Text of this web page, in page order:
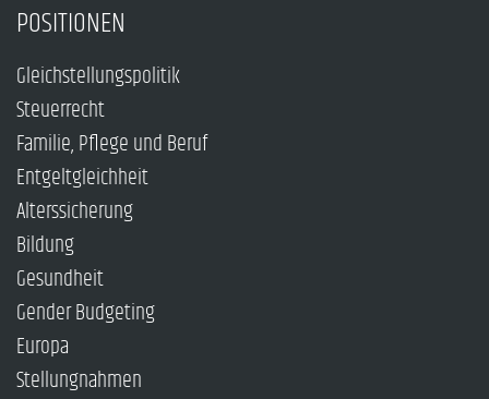
POSITIONEN
Gleichstellungspolitik
Steuerrecht
Familie, Pflege und Beruf
Entgeltgleichheit
Alterssicherung
Bildung
Gesundheit
Gender Budgeting
Europa
Stellungnahmen